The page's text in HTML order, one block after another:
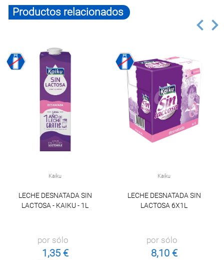
Productos relacionados
Kaiku
LECHE DESNATADA SIN
LACTOSA - KAIKU - 1L
por sólo
1,35 €
Kaiku
LECHE DESNATADA SIN
LACTOSA 6X1L
por sólo
8,10 €